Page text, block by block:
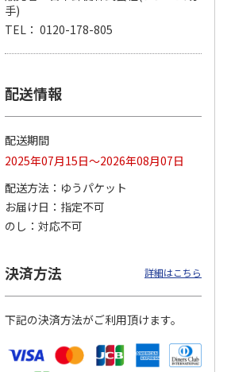
15周年記念 特急 A
4.0（2）
(送料別・税込)
ぼく、シマエナガ。
4.0（1）
(送料別・税込)
手)
TEL： 0120-178-805
配送情報
配送期間
2025年07月15日～2026年08月07日
配送方法
ゆうパケット
お届け日
指定不可
のし
対応不可
決済方法 詳細はこちら
下記の決済方法がご利用頂けます。